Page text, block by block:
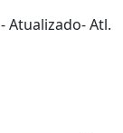
- Atualizado- Atl.